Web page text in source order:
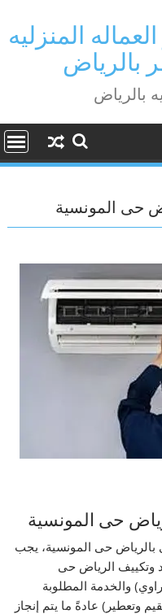
تأجير العماله المنزليه
بالرياض
بالرياض
حى المونسية
حى المونسية
حى المونسية، يجب
وتكييف الرياض حى
والخدمة المطلوبة
وتعطير) عادةً ما يتم إنجاز